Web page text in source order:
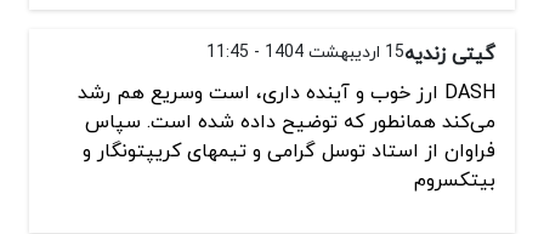
گیتی زندیه15 اردیبهشت 1404 - 11:45
DASH ارز خوب و آینده داری، است وسریع هم رشد
می‌کند همانطور که توضیح داده شده است. سپاس
فراوان از استاد توسل گرامی و تیمهای کریپتونگار و
بیتکسروم